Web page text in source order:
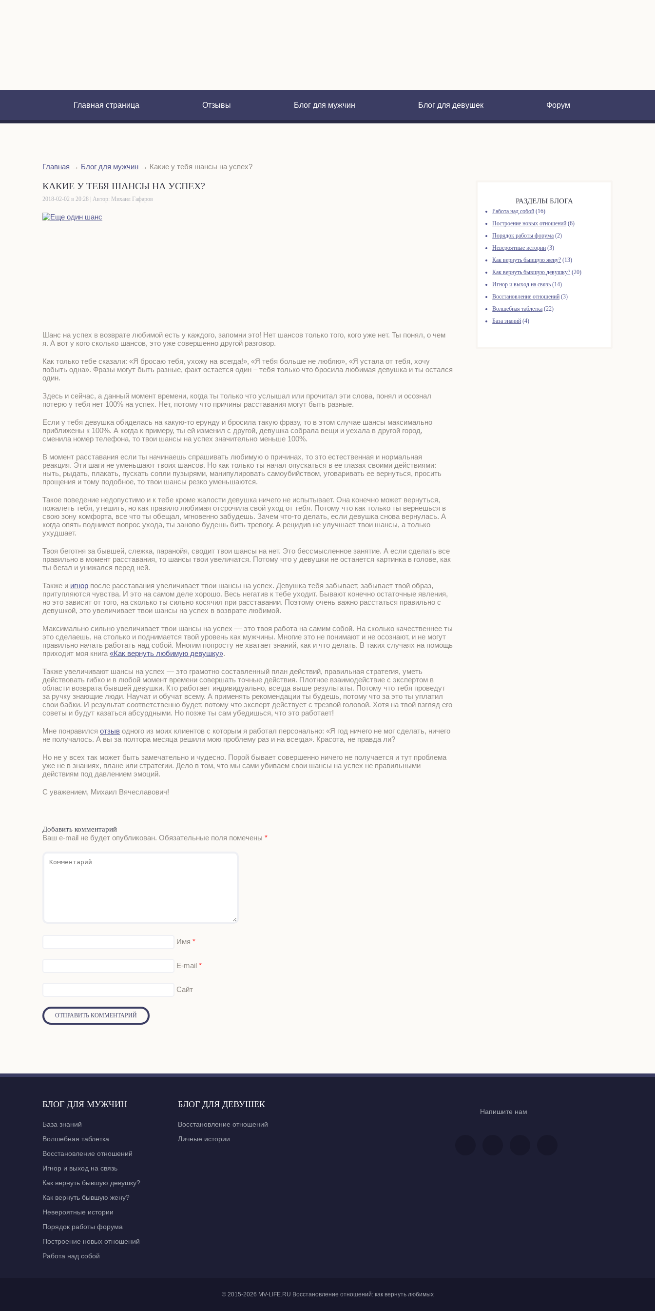
Главная страница Отзывы Блог для мужчин Блог для девушек Форум
Главная → Блог для мужчин → Какие у тебя шансы на успех?
РАЗДЕЛЫ БЛОГА
Работа над собой (16)
Построение новых отношений (6)
Порядок работы форума (2)
Невероятные истории (3)
Как вернуть бывшую жену? (13)
Как вернуть бывшую девушку? (20)
Игнор и выход на связь (14)
Восстановление отношений (3)
Волшебная таблетка (22)
База знаний (4)
КАКИЕ У ТЕБЯ ШАНСЫ НА УСПЕХ?
2018-02-02 в 20:28 | Автор: Михаил Гафаров
Шанс на успех в возврате любимой есть у каждого, запомни это! Нет шансов только того, кого уже нет. Ты понял, о чем
я. А вот у кого сколько шансов, это уже совершенно другой разговор.
Как только тебе сказали: «Я бросаю тебя, ухожу на всегда!», «Я тебя больше не люблю», «Я устала от тебя, хочу
побыть одна». Фразы могут быть разные, факт остается один – тебя только что бросила любимая девушка и ты остался
один.
Здесь и сейчас, а данный момент времени, когда ты только что услышал или прочитал эти слова, понял и осознал
потерю у тебя нет 100% на успех. Нет, потому что причины расставания могут быть разные.
Если у тебя девушка обиделась на какую-то ерунду и бросила такую фразу, то в этом случае шансы максимально
приближены к 100%. А когда к примеру, ты ей изменил с другой, девушка собрала вещи и уехала в другой город,
сменила номер телефона, то твои шансы на успех значительно меньше 100%.
В момент расставания если ты начинаешь спрашивать любимую о причинах, то это естественная и нормальная
реакция. Эти шаги не уменьшают твоих шансов. Но как только ты начал опускаться в ее глазах своими действиями:
ныть, рыдать, плакать, пускать сопли пузырями, манипулировать самоубийством, уговаривать ее вернуться, просить
прощения и тому подобное, то твои шансы резко уменьшаются.
Такое поведение недопустимо и к тебе кроме жалости девушка ничего не испытывает. Она конечно может вернуться,
пожалеть тебя, утешить, но как правило любимая отсрочила свой уход от тебя. Потому что как только ты вернешься в
свою зону комфорта, все что ты обещал, мгновенно забудешь. Зачем что-то делать, если девушка снова вернулась. А
когда опять поднимет вопрос ухода, ты заново будешь бить тревогу. А рецидив не улучшает твои шансы, а только
ухудшает.
Твоя беготня за бывшей, слежка, паранойя, сводит твои шансы на нет. Это бессмысленное занятие. А если сделать все
правильно в момент расставания, то шансы твои увеличатся. Потому что у девушки не останется картинка в голове, как
ты бегал и унижался перед ней.
Также и игнор после расставания увеличивает твои шансы на успех. Девушка тебя забывает, забывает твой образ,
притупляются чувства. И это на самом деле хорошо. Весь негатив к тебе уходит. Бывают конечно остаточные явления,
но это зависит от того, на сколько ты сильно косячил при расставании. Поэтому очень важно расстаться правильно с
девушкой, это увеличивает твои шансы на успех в возврате любимой.
Максимально сильно увеличивает твои шансы на успех — это твоя работа на самим собой. На сколько качественнее ты
это сделаешь, на столько и поднимается твой уровень как мужчины. Многие это не понимают и не осознают, и не могут
правильно начать работать над собой. Многим попросту не хватает знаний, как и что делать. В таких случаях на помощь
приходит моя книга «Как вернуть любимую девушку».
Также увеличивают шансы на успех — это грамотно составленный план действий, правильная стратегия, уметь
действовать гибко и в любой момент времени совершать точные действия. Плотное взаимодействие с экспертом в
области возврата бывшей девушки. Кто работает индивидуально, всегда выше результаты. Потому что тебя проведут
за ручку знающие люди. Научат и обучат всему. А применять рекомендации ты будешь, потому что за это ты уплатил
свои бабки. И результат соответственно будет, потому что эксперт действует с трезвой головой. Хотя на твой взгляд его
советы и будут казаться абсурдными. Но позже ты сам убедишься, что это работает!
Мне понравился отзыв одного из моих клиентов с которым я работал персонально: «Я год ничего не мог сделать, ничего
не получалось. А вы за полтора месяца решили мою проблему раз и на всегда». Красота, не правда ли?
Но не у всех так может быть замечательно и чудесно. Порой бывает совершенно ничего не получается и тут проблема
уже не в знаниях, плане или стратегии. Дело в том, что мы сами убиваем свои шансы на успех не правильными
действиям под давлением эмоций.
С уважением, Михаил Вячеславович!
Добавить комментарий
Ваш e-mail не будет опубликован. Обязательные поля помечены *
Имя *
E-mail *
Сайт
БЛОГ ДЛЯ МУЖЧИН
База знаний
Волшебная таблетка
Восстановление отношений
Игнор и выход на связь
Как вернуть бывшую девушку?
Как вернуть бывшую жену?
Невероятные истории
Порядок работы форума
Построение новых отношений
Работа над собой
БЛОГ ДЛЯ ДЕВУШЕК
Восстановление отношений
Личные истории
Напишите нам
© 2015-2026 MV-LIFE.RU Восстановление отношений: как вернуть любимых